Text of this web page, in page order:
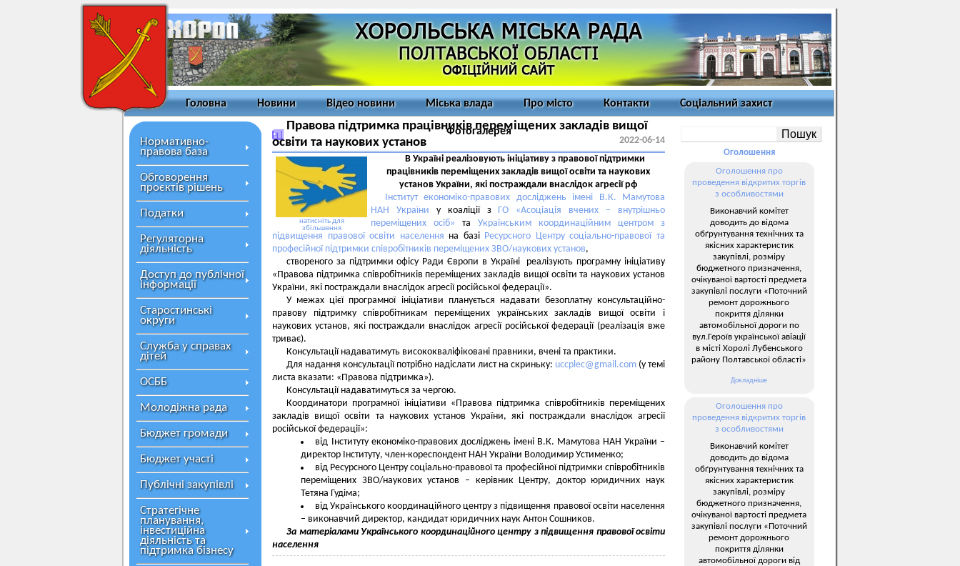
Головна Новини Відео новини Міська влада Про місто Контакти Соціальний захист
Фотогалерея
Нормативно-
правова база
Обговорення
проєктів рішень
Податки
Регуляторна
діяльність
Доступ до публічної
інформації
Старостинські
округи
Служба у справах
дітей
ОСББ
Молодіжна рада
Бюджет громади
Бюджет участі
Публічні закупівлі
Стратегічне
планування,
інвестиційна
діяльність та
підтримка бізнесу
Правова підтримка працівників переміщених закладів вищої
освіти та наукових установ
2022-06-14
натисніть для
збільшення
В Україні реалізовують ініціативу з правової підтримки
працівників переміщених закладів вищої освіти та наукових
установ України, які постраждали внаслідок агресії рф
Інститут економіко-правових досліджень імені В.К. Мамутова
НАН України у коаліції з ГО «Асоціація вчених – внутрішньо
переміщених осіб» та Українським координаційним центром з
підвищення правової освіти населення на базі Ресурсного Центру соціально-правової та
професійної підтримки співробітників переміщених ЗВО/наукових установ,
створеного за підтримки офісу Ради Європи в Україні реалізують програмну ініціативу
«Правова підтримка співробітників переміщених закладів вищої освіти та наукових установ
України, які постраждали внаслідок агресії російської федерації».
У межах цієї програмної ініціативи планується надавати безоплатну консультаційно-
правову підтримку співробітникам переміщених українських закладів вищої освіти і
наукових установ, які постраждали внаслідок агресії російської федерації (реалізація вже
триває).
Консультації надаватимуть висококваліфіковані правники, вчені та практики.
Для надання консультації потрібно надіслати лиcт на скриньку: uccplec@gmail.com (у темі
листа вказати: «Правова підтримка»).
Консультації надаватимуться за чергою.
Координатори програмної ініціативи «Правова підтримка співробітників переміщених
закладів вищої освіти та наукових установ України, які постраждали внаслідок агресії
російської федерації»:
від Інституту економіко-правових досліджень імені В.К. Мамутова НАН України –
директор Інституту, член-кореспондент НАН України Володимир Уcтименко;
від Ресурсного Центру соціально-правової та професійної підтримки співробітників
переміщених ЗВО/наукових установ – керівник Центру, доктор юридичних наук
Тетяна Гудіма;
від Українського координаційного центру з підвищення правової освіти населення
– виконавчий директор, кандидат юридичних наук Антон Cошников.
За матеріалами Українського координаційного центру з підвищення правової освіти
населення
Оголошення
Оголошення про
проведення відкритих торгів
з особливостями
Виконавчий комітет
доводить до відома
обґрунтування технічних та
якісних характеристик
закупівлі, розміру
бюджетного призначення,
очікуваної вартості предмета
закупівлі послуги «Поточний
ремонт дорожнього
покриття ділянки
автомобільної дороги по
вул.Героїв української авіації
в місті Хоролі Лубенського
району Полтавської області»
Докладніше
Оголошення про
проведення відкритих торгів
з особливостями
Виконавчий комітет
доводить до відома
обґрунтування технічних та
якісних характеристик
закупівлі, розміру
бюджетного призначення,
очікуваної вартості предмета
закупівлі послуги «Поточний
ремонт дорожнього
покриття ділянки
автомобільної дороги від